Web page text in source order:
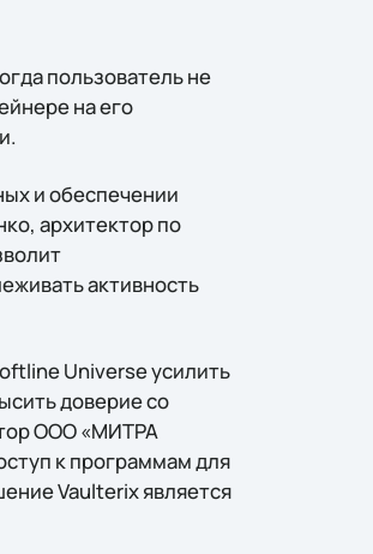
пользователь не
на его
и обеспечении
архитектор по
активность
Universe усилить
доверие со
ООО «МИТРА
к программам для
Vaulterix является